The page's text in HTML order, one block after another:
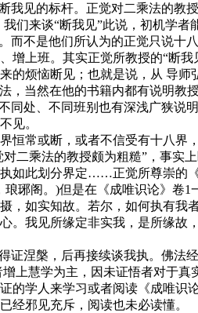
我见的标杆。正觉对二乘法的
们来谈“断我见”此说，初机学
不是他们所认为的正觉只说十
上班。其实正觉所教授的“断
烦恼断见；也就是说，从 导
当然在他的书籍内都有说明教
处、不同班别也有深浅广狭说
见。
常或断，或者不信受有十八界
二乘法的教授颇为粗糙”，事实
如此划分界定……正觉所尊崇的
琊阁。)但是在《成唯识论》卷
如实知故。若尔，如何执有
我见所缘定非实我，是所缘故
涅槃，后再接续谈我执。佛法
上慧学为主，因未证悟者对于
学人来学习或者阅读《成唯识
经邪见充斥，阅读也未必读懂。